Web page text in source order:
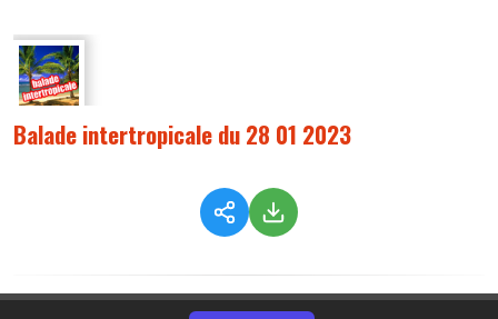
Balade intertropicale du 28 01 2023